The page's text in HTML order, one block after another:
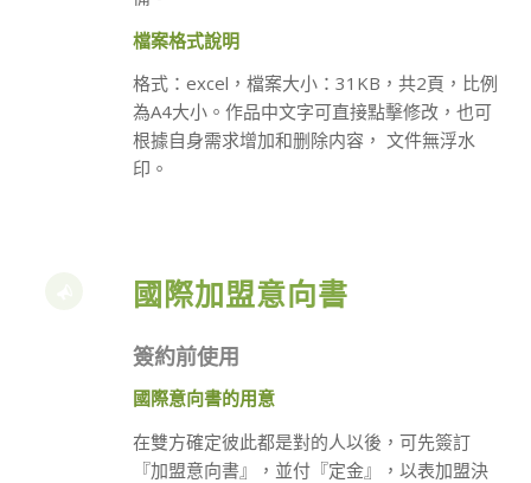
檔案格式說明
格式：excel，檔案大小：31KB，共2頁，比例
為A4大小。作品中文字可直接點擊修改，也可
根據自身需求增加和删除内容， 文件無浮水
印。
國際加盟意向書
簽約前使用
國際意向書的用意
在雙方確定彼此都是對的人以後，可先簽訂
『加盟意向書』，並付『定金』，以表加盟決